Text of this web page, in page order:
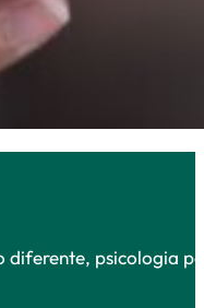
psicologia